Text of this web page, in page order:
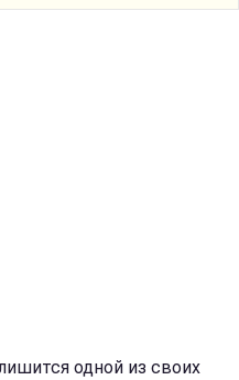
одной из своих